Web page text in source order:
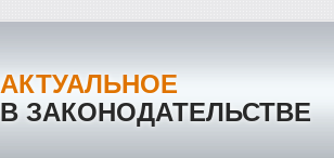
АКТУАЛЬНОЕ
В ЗАКОНОДАТЕЛЬСТВЕ